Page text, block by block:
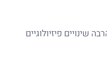
שינויים פיזיולוגיים